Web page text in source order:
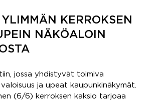
KERROKSEN
NÄKÖALOIN
jossa yhdistyvät toimiva
ja upeat kaupunkinäkymät.
(6/6) kerroksen kaksio tarjoaa